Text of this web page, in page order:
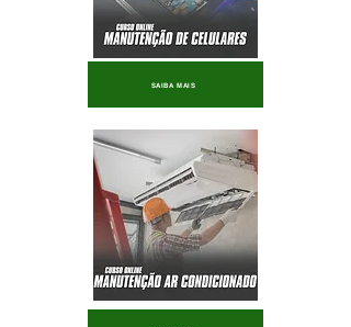
SAIBA MAIS